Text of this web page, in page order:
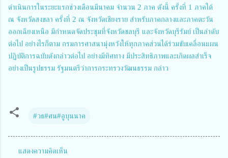
ดำเนินการในระยะแรกช่วงเดือนมีนาคม จำนวน 2 ภาค ดังนี้ ครั้งที่ 1 ภาคใต้
ณ จังหวัดสงขลา ครั้งที่ 2 ณ จังหวัดเชียงราย สำหรับภาคกลางและภาคตะวัน
ออกเฉียงเหนือ มีกำหนดจัดประชุมที่จังหวัดชลบุรี และจังหวัดบุรีรัมย์ เป็นลำดับ
ต่อไป อย่างไรก็ตาม กรมการศาสนามุ่งหวังให้ทุกภาคส่วนได้ร่วมขับเคลื่อนแผน
ปฏิบัติการฉบับดังกล่าวต่อไป อย่างมีทิศทาง มีประสิทธิภาพและเกิดผลสำเร็จ
อย่างเป็นรูปธรรม รัฐมนตรีว่าการกระทรวงวัฒนธรรม กล่าว
#วธ#ศน#อูบุนนาค
แสดงความคิดเห็น